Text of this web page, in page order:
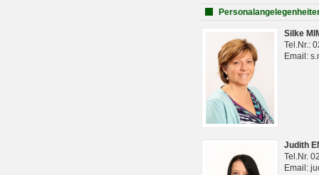
Silke
Tel.Nr.:
Email:
Judith
Tel.Nr.
Email: